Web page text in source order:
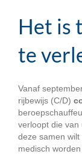
Het is
te
Vanaf
rijbewijs (C/D)
verloopt die van
deze samen
medisch worden